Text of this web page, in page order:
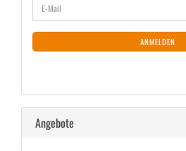
ZUR
NEWSLETTER-
ANMELDUNG
E-
Mail
ANMELDEN
Angebote